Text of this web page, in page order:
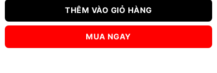
THÊM VÀO GIỎ HÀNG
MUA NGAY